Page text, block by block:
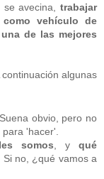
avecina, trabajar
vehículo de
de las mejores
continuación algunas
obvio, pero no
para 'hacer'.
somos, y qué
no, ¿qué vamos a